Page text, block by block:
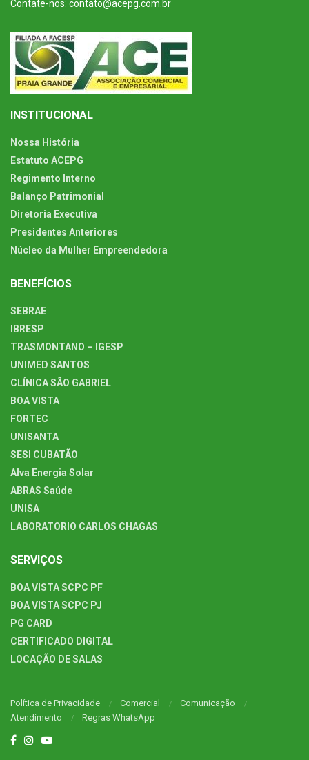
Contate-nos: contato@acepg.com.br
INSTITUCIONAL
Nossa História
Estatuto ACEPG
Regimento Interno
Balanço Patrimonial
Diretoria Executiva
Presidentes Anteriores
Núcleo da Mulher Empreendedora
BENEFÍCIOS
SEBRAE
IBRESP
TRASMONTANO – IGESP
UNIMED SANTOS
CLÍNICA SÃO GABRIEL
BOA VISTA
FORTEC
UNISANTA
SESI CUBATÃO
Alva Energia Solar
ABRAS Saúde
UNISA
LABORATORIO CARLOS CHAGAS
SERVIÇOS
BOA VISTA SCPC PF
BOA VISTA SCPC PJ
PG CARD
CERTIFICADO DIGITAL
LOCAÇÃO DE SALAS
Política de Privacidade Comercial
Comunicação
Atendimento
Regras WhatsApp